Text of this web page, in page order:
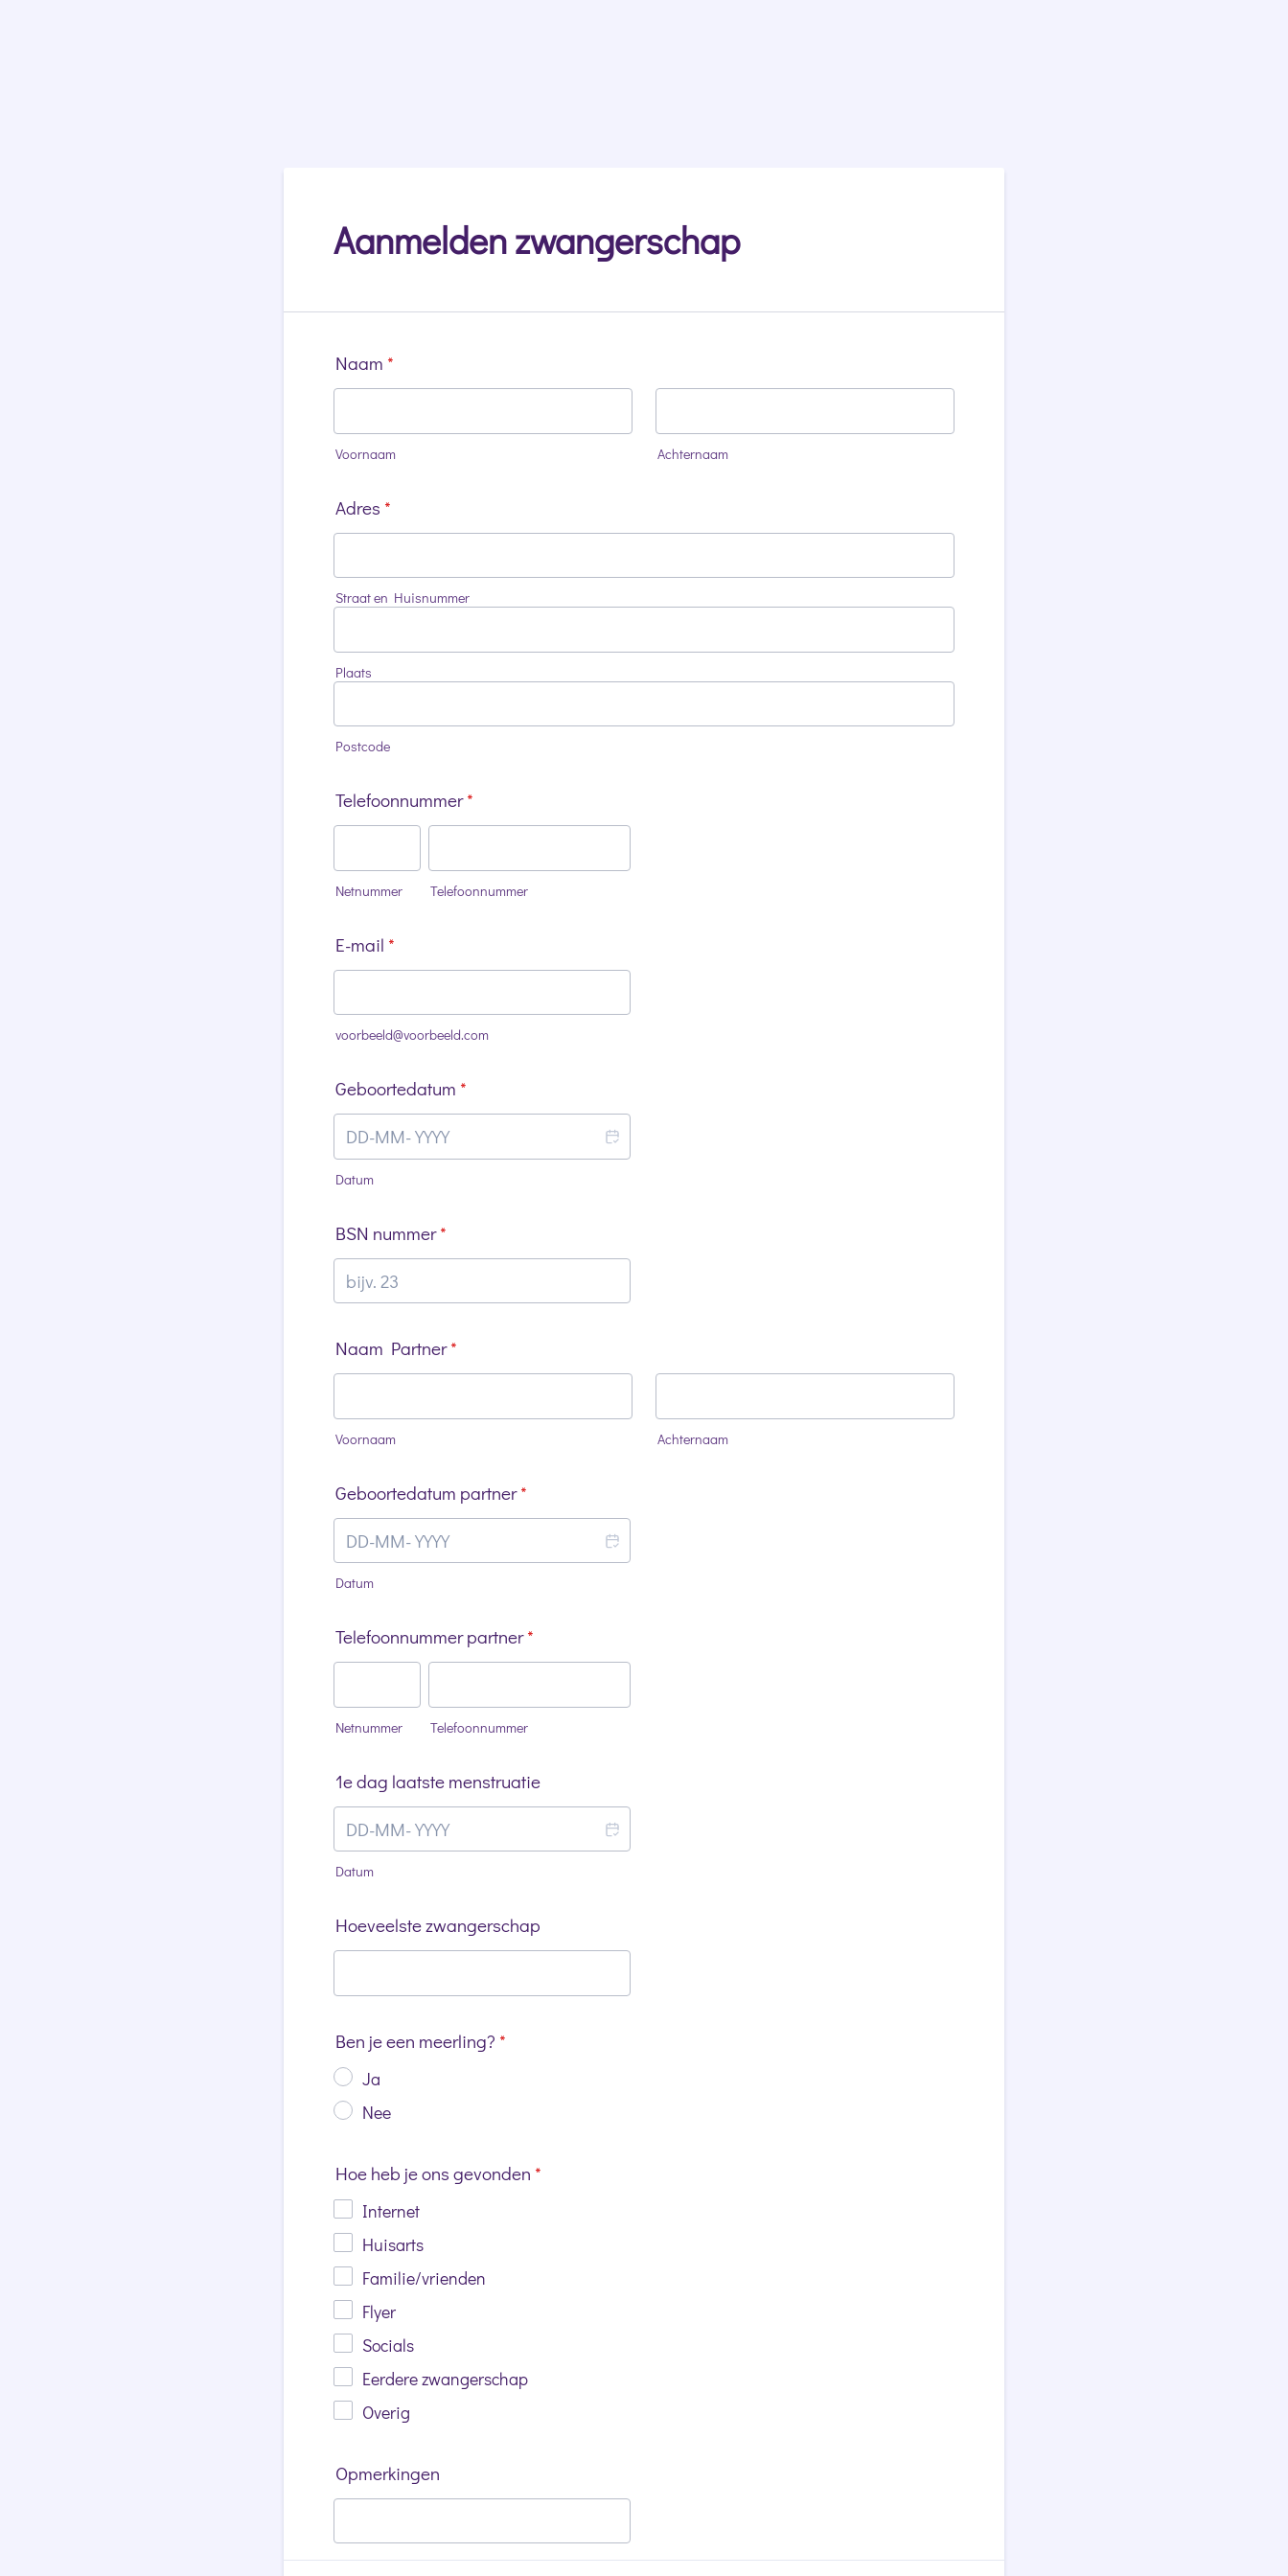
Aanmelden zwangerschap
Naam *
Voornaam Achternaam
Adres *
Straat en Huisnummer
Plaats
Postcode
Telefoonnummer *
Netnummer Telefoonnummer
E-mail *
voorbeeld@voorbeeld.com
Geboortedatum *
Datum
BSN nummer *
Naam Partner *
Voornaam Achternaam
Geboortedatum partner *
Datum
Telefoonnummer partner *
Netnummer Telefoonnummer
1e dag laatste menstruatie
Datum
Hoeveelste zwangerschap
Ben je een meerling? *
Ja
Nee
Hoe heb je ons gevonden *
Internet
Huisarts
Familie/vrienden
Flyer
Socials
Eerdere zwangerschap
Overig
Opmerkingen